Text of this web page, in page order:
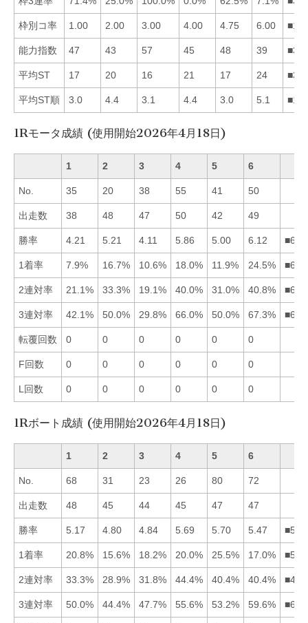
枠別コ率 1.00 2.00 3.00 4.00 4.75 6.00
能力指数 47 43 57 45 48 39
平均ST 17 20 16 21 17 24
平均ST順 3.0 4.4 3.1 4.4 3.0 5.1
1Rモータ成績 (使用開始2026年4月18日)
1 2 3 4 5 6
No. 35 20 38 55 41 50
出走数 38 48 47 50 42 49
勝率 4.21 5.21 4.11 5.86 5.00 6.12
1着率 7.9% 16.7% 10.6% 18.0% 11.9% 24.5%
2連対率 21.1% 33.3% 19.1% 40.0% 31.0% 40.8%
3連対率 42.1% 50.0% 29.8% 66.0% 50.0% 67.3%
転覆回数 0 0 0 0 0 0
F回数 0 0 0 0 0 0
L回数 0 0 0 0 0 0
1Rボート成績 (使用開始2026年4月18日)
1 2 3 4 5 6
No. 68 31 23 26 80 72
出走数 48 45 44 45 47 47
勝率 5.17 4.80 4.84 5.69 5.70 5.47
1着率 20.8% 15.6% 18.2% 20.0% 25.5% 17.0%
2連対率 33.3% 28.9% 31.8% 44.4% 40.4% 40.4%
3連対率 50.0% 44.4% 47.7% 55.6% 53.2% 59.6%